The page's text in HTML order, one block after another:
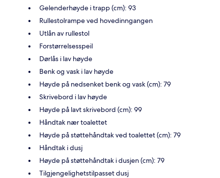
Gelenderhøyde i trapp (cm): 93
Rullestolrampe ved hovedinngangen
Utlån av rullestol
Forstørrelsesspeil
Dørlås i lav høyde
Benk og vask i lav høyde
Høyde på nedsenket benk og vask (cm): 79
Skrivebord i lav høyde
Høyde på lavt skrivebord (cm): 99
Håndtak nær toalettet
Høyde på støttehåndtak ved toalettet (cm): 79
Håndtak i dusj
Høyde på støttehåndtak i dusjen (cm): 79
Tilgjengelighetstilpasset dusj